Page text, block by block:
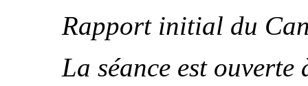
Rapport initial du
La séance est ouverte